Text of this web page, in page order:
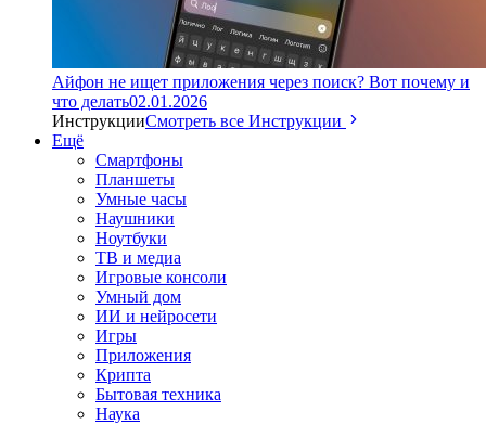
Айфон не ищет приложения через поиск? Вот почему и
что делать02.01.2026
ИнструкцииСмотреть все Инструкции
Ещё
Смартфоны
Планшеты
Умные часы
Наушники
Ноутбуки
ТВ и медиа
Игровые консоли
Умный дом
ИИ и нейросети
Игры
Приложения
Крипта
Бытовая техника
Наука